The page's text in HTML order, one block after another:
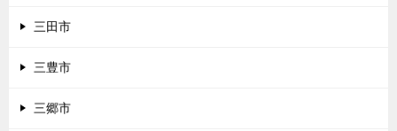
三田市
三豊市
三郷市